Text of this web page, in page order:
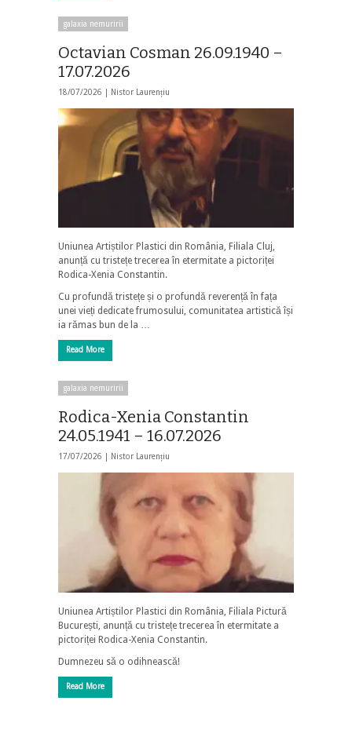
galaxia nemuririi
Octavian Cosman 26.09.1940 –
17.07.2026
18/07/2026 | Nistor Laurențiu
Uniunea Artiștilor Plastici din România, Filiala Cluj,
anunță cu tristețe trecerea în etermitate a pictoriței
Rodica-Xenia Constantin.
Cu profundă tristețe și o profundă reverență în fața
unei vieți dedicate frumosului, comunitatea artistică își
ia rămas bun de la …
Read More
galaxia nemuririi
Rodica-Xenia Constantin
24.05.1941 – 16.07.2026
17/07/2026 | Nistor Laurențiu
Uniunea Artiștilor Plastici din România, Filiala Pictură
București, anunță cu tristețe trecerea în etermitate a
pictoriței Rodica-Xenia Constantin.
Dumnezeu să o odihnească!
Read More